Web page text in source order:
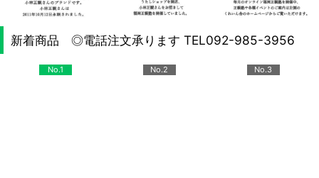
新着商品 ◎電話注文承ります TEL092-985-3956
No.1 No.2 No.3